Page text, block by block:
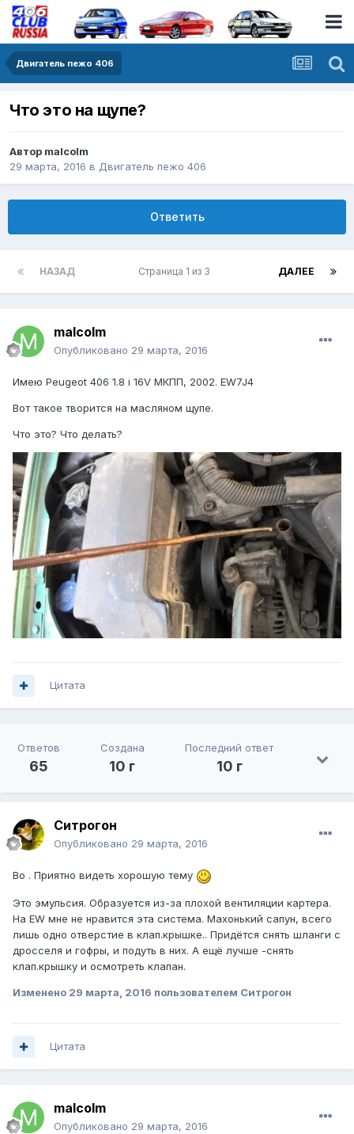
Двигатель пежо 406
Что это на щупе?
Автор malcolm
29 марта, 2016 в Двигатель пежо 406
Ответить
НАЗАД ДАЛЕЕ
Страница 1 из 3
malcolm
Опубликовано 29 марта, 2016
Имею Peugeot 406 1.8 i 16V МКПП, 2002. EW7J4
Вот такое творится на масляном щупе.
Что это? Что делать?
Цитата
Ответов
65
Создана
10 г
Последний ответ
10 г
Ситрогон
Опубликовано 29 марта, 2016
Во . Приятно видеть хорошую тему
Это эмульсия. Образуется из-за плохой вентиляции картера.
На EW мне не нравится эта система. Махонький сапун, всего
лишь одно отверстие в клап.крышке.. Придётся снять шланги с
дросселя и гофры, и подуть в них. А ещё лучше -снять
клап.крышку и осмотреть клапан.
Изменено 29 марта, 2016 пользователем Ситрогон
Цитата
malcolm
Опубликовано 29 марта, 2016